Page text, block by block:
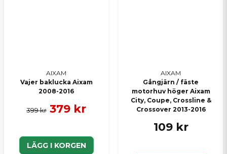
AIXAM
Vajer baklucka Aixam
2008-2016
399 kr 379 kr
LÄGG I KORGEN
AIXAM
Gångjärn / fäste
motorhuv höger Aixam
City, Coupe, Crossline &
Crossover 2013-2016
109 kr